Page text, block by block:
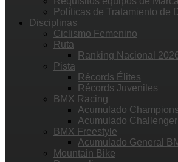
Políticas de Tratamiento de
Disciplinas
Ciclismo Femenino
Ruta
Ranking Nacional
Pista
Récords Élites
Récords Juveniles
BMX Racing
Acumulado
Acumulado
BMX Freestyle
Acumulado General
Mountain Bike